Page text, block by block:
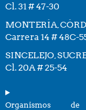
Cl. 31 # 47-30
MONTERÍA,
Carrera 14 # 48C-
SINCELEJO,
Cl. 20A # 25-54
Organismos de